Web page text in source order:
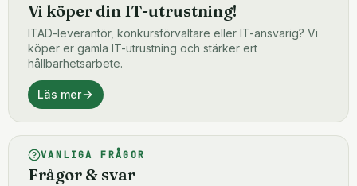
Vi köper din IT-utrustning!
ITAD-leverantör, konkursförvaltare eller IT-ansvarig? Vi
köper er gamla IT-utrustning och stärker ert
hållbarhetsarbete.
Läs mer
VANLIGA FRÅGOR
Frågor & svar